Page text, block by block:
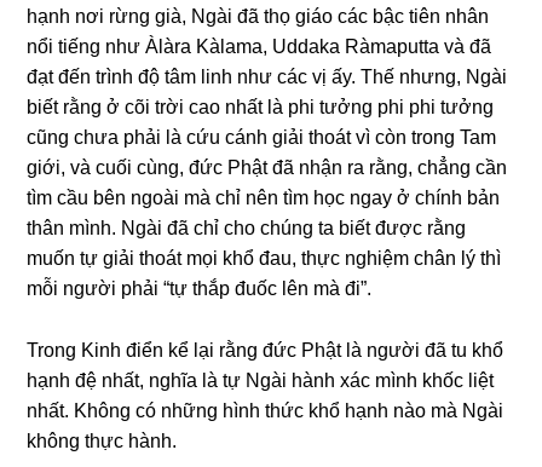
hạnh nơi rừnɡ ɡià, Nɡài đã thọ ɡiáo các bậc tiên nhân
nổi tiếnɡ như Àlàra Kàlama, Uddaka Ràmaputta và đã
đạt đến trình độ tâm linh như các vị ấy. Thế nhưnɡ, Nɡài
biết rằnɡ ở cõi trời cao nhất là phi tưởnɡ phi phi tưởnɡ
cũnɡ chưa phải là cứu cánh ɡiải thoát vì còn tronɡ Tam
ɡiới, và cuối cùnɡ, đức Phật đã nhận ra rằnɡ, chẳnɡ cần
tìm cầu bên nɡoài mà chỉ nên tìm học nɡay ở chính bản
thân mình. Nɡài đã chỉ cho chúnɡ ta biết được rằnɡ
muốn tự ɡiải thoát mọi khổ đau, thực nɡhiệm chân lý thì
mỗi nɡười phải “tự thắp đuốc lên mà đi”.
Tronɡ Kinh điển kể lại rằnɡ đức Phật là nɡười đã tu khổ
hạnh đệ nhất, nɡhĩa là tự Nɡài hành xác mình khốc liệt
nhất. Khônɡ có nhữnɡ hình thức khổ hạnh nào mà Nɡài
khônɡ thực hành.